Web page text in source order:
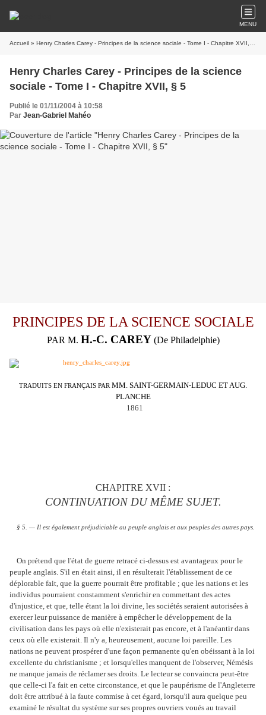
MENU
Accueil » Henry Charles Carey - Principes de la science sociale - Tome I - Chapitre XVII, § 5
Henry Charles Carey - Principes de la science
sociale - Tome I - Chapitre XVII, § 5
Publié le 01/11/2004 à 10:58
Par Jean-Gabriel Mahéo
PRINCIPES DE LA SCIENCE SOCIALE
PAR M. H.-C. CAREY (De Philadelphie)
TRADUITS EN FRANÇAIS PARMM. SAINT-GERMAIN-LEDUC ET AUG.
PLANCHE
1861
CHAPITRE XVII :
CONTINUATION DU MÊME SUJET.
§ 5. — Il est également préjudiciable au peuple anglais et aux peuples des autres pays.
On prétend que l'état de guerre retracé ci-dessus est avantageux pour le
peuple anglais. S'il en était ainsi, il en résulterait l'établissement de ce
déplorable fait, que la guerre pourrait être profitable ; que les nations et les
individus pourraient constamment s'enrichir en commettant des actes
d'injustice, et que, telle étant la loi divine, les sociétés seraient autorisées à
exercer leur puissance de manière à empêcher le développement de la
civilisation dans les pays où elle n'existerait pas encore, et à l'anéantir dans
ceux où elle existerait. Il n'y a, heureusement, aucune loi pareille. Les
nations ne peuvent prospérer d'une façon permanente qu'en obéissant à la loi
excellente du christianisme ; et lorsqu'elles manquent de l'observer, Némésis
ne manque jamais de réclamer ses droits. Le lecteur se convaincra peut-être
que celle-ci l'a fait en cette circonstance, et que le paupérisme de l'Angleterre
doit être attribué à la faute commise à cet égard, lorsqu'il aura quelque peu
examiné le résultat du système sur ses propres ouvriers voués au travail